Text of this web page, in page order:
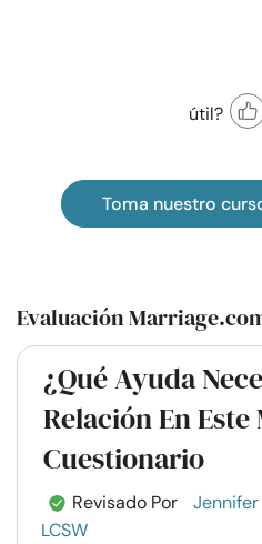
útil?
Toma nuestro
Evaluación
¿Qué Ayuda
Relación En
Cuestionario
Revisado Por
Jennifer
LCSW